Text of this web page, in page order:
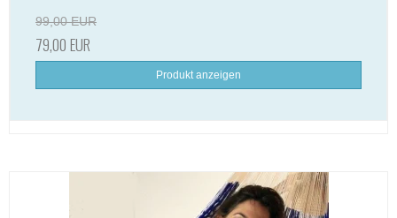
99,00 EUR
79,00 EUR
Produkt anzeigen